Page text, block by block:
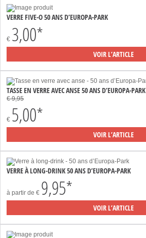
VERRE FIVE-O 50 ANS D’EUROPA-PARK
€ 3,00*
VOIR L’ARTICLE
TASSE EN VERRE AVEC ANSE 50 ANS D’EUROPA-PARK
€ 9,95
€ 5,00*
VOIR L’ARTICLE
VERRE À LONG-DRINK 50 ANS D’EUROPA-PARK
à partir de € 9,95*
VOIR L’ARTICLE